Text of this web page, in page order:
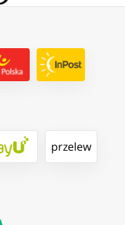
przelew